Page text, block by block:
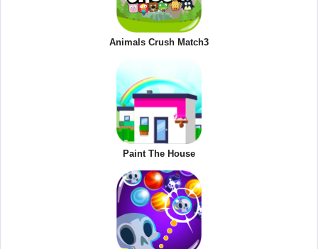
Animals Crush Match3
Paint The House